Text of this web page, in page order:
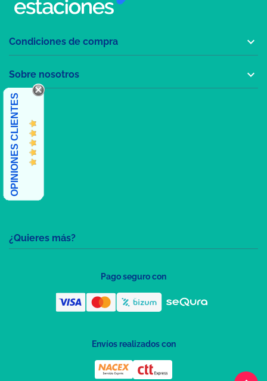
¿Quieres más?
Condiciones de compra 
Sobre nosotros 
OPINIONES CLIENTES
Pago seguro con
Envíos realizados con